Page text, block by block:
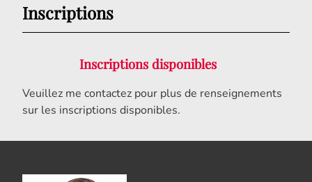
Inscriptions
Inscriptions disponibles
Veuillez me contactez pour plus de renseignements
sur les inscriptions disponibles.